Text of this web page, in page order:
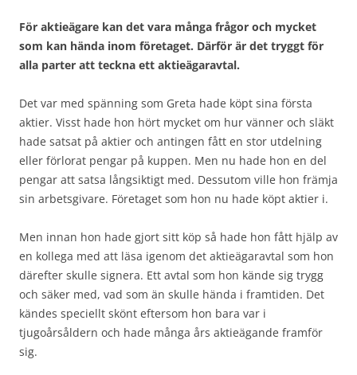
För aktieägare kan det vara många frågor och mycket
som kan hända inom företaget. Därför är det tryggt för
alla parter att teckna ett aktieägaravtal.
Det var med spänning som Greta hade köpt sina första
aktier. Visst hade hon hört mycket om hur vänner och släkt
hade satsat på aktier och antingen fått en stor utdelning
eller förlorat pengar på kuppen. Men nu hade hon en del
pengar att satsa långsiktigt med. Dessutom ville hon främja
sin arbetsgivare. Företaget som hon nu hade köpt aktier i.
Men innan hon hade gjort sitt köp så hade hon fått hjälp av
en kollega med att läsa igenom det aktieägaravtal som hon
därefter skulle signera. Ett avtal som hon kände sig trygg
och säker med, vad som än skulle hända i framtiden. Det
kändes speciellt skönt eftersom hon bara var i
tjugoårsåldern och hade många års aktieägande framför
sig.